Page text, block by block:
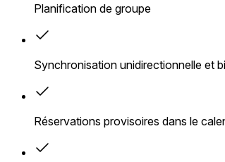
Planification de groupe
Synchronisation unidirectionnelle et
Réservations provisoires dans le